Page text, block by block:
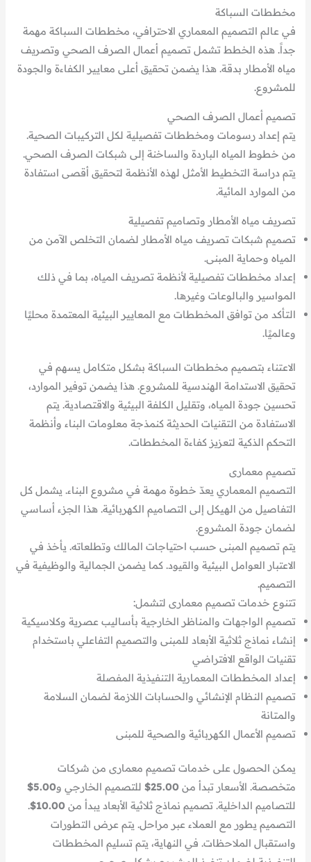
مخططات السباكة
في عالم التصميم المعماري الاحترافي، مخططات السباكة مهمة
جداً. هذه الخطط تشمل تصميم أعمال الصرف الصحي وتصريف
مياه الأمطار بدقة. هذا يضمن تحقيق أعلى معايير الكفاءة والجودة
للمشروع.
تصميم أعمال الصرف الصحي
يتم إعداد رسومات ومخططات تفصيلية لكل التركيبات الصحية.
من خطوط المياه الباردة والساخنة إلى شبكات الصرف الصحي.
يتم دراسة التخطيط الأمثل لهذه الأنظمة لتحقيق أقصى استفادة
من الموارد المائية.
تصريف مياه الأمطار وتصاميم تفصيلية
تصميم شبكات تصريف مياه الأمطار لضمان التخلص الآمن من
المياه وحماية المبنى.
إعداد مخططات تفصيلية لأنظمة تصريف المياه، بما في ذلك
المواسير والبالوعات وغيرها.
التأكد من توافق المخططات مع المعايير البيئية المعتمدة محليًا
وعالميًا.
الاعتناء بتصميم مخططات السباكة بشكل متكامل يسهم في
تحقيق الاستدامة الهندسية للمشروع. هذا يضمن توفير الموارد،
تحسين جودة المياه، وتقليل الكلفة البيئية والاقتصادية. يتم
الاستفادة من التقنيات الحديثة كنمذجة معلومات البناء وأنظمة
التحكم الذكية لتعزيز كفاءة المخططات.
تصميم معمارى
التصميم المعماري يعدّ خطوة مهمة في مشروع البناء. يشمل كل
التفاصيل من الهيكل إلى التصاميم الكهربائية. هذا الجزء أساسي
لضمان جودة المشروع.
يتم تصميم المبنى حسب احتياجات المالك وتطلعاته. يأخذ في
الاعتبار العوامل البيئية والقيود. كما يضمن الجمالية والوظيفية في
التصميم.
تتنوع خدمات تصميم معمارى لتشمل:
تصميم الواجهات والمناظر الخارجية بأساليب عصرية وكلاسيكية
إنشاء نماذج ثلاثية الأبعاد للمبنى والتصميم التفاعلي باستخدام
تقنيات الواقع الافتراضي
إعداد المخططات المعمارية التنفيذية المفصلة
تصميم النظام الإنشائي والحسابات اللازمة لضمان السلامة
والمتانة
تصميم الأعمال الكهربائية والصحية للمبنى
يمكن الحصول على خدمات تصميم معمارى من شركات
متخصصة. الأسعار تبدأ من 25.00$ للتصميم الخارجي و5.00$
للتصاميم الداخلية. تصميم نماذج ثلاثية الأبعاد يبدأ من 10.00$
.
التصميم يطور مع العملاء عبر مراحل. يتم عرض التطورات
واستقبال الملاحظات. في النهاية، يتم تسليم المخططات